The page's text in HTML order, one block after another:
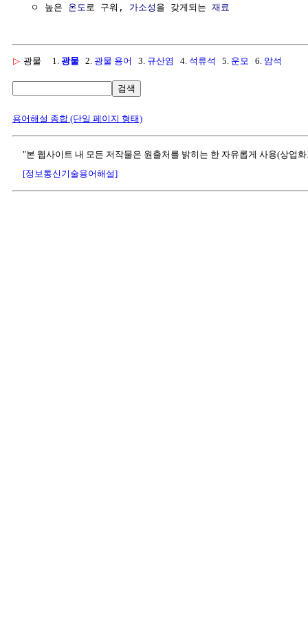
  ㅇ 높은
온도 로 구워, 가소성 을 갖게되는 재료
▷ 광물 1. 광물 2. 광물 용어 3. 규산염 4. 석류석 5. 운모 6. 암석
검색
용어해설 종합 (단일 페이지 형태)
"본 웹사이트 내 모든 저작물은 원출처를 밝히는 한 자유롭게 사용(상업
[정보통신기술용어해설]